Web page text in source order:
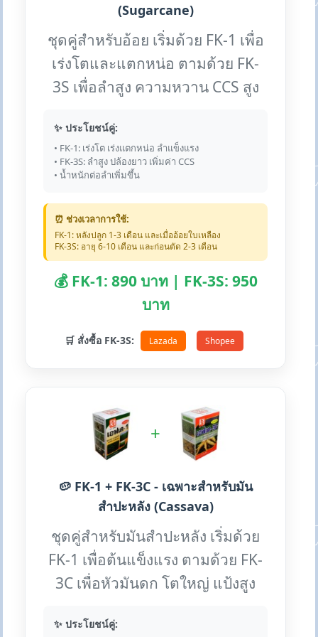
(Sugarcane)
ชุดคู่สำหรับอ้อย เริ่มด้วย FK-1 เพื่อ
เร่งโตและแตกหน่อ ตามด้วย FK-
3S เพื่อลำสูง ความหวาน CCS สูง
✨ ประโยชน์คู่:
• FK-1: เร่งโต เร่งแตกหน่อ ลำแข็งแรง
• FK-3S: ลำสูง ปล้องยาว เพิ่มค่า CCS
• น้ำหนักต่อลำเพิ่มขึ้น
⏰ ช่วงเวลาการใช้:
FK-1: หลังปลูก 1-3 เดือน และเมื่ออ้อยใบเหลือง
FK-3S: อายุ 6-10 เดือน และก่อนตัด 2-3 เดือน
💰 FK-1: 890 บาท | FK-3S: 950
บาท
🛒 สั่งซื้อ FK-3S: Lazada Shopee
+
🥔 FK-1 + FK-3C - เฉพาะสำหรับมัน
สำปะหลัง (Cassava)
ชุดคู่สำหรับมันสำปะหลัง เริ่มด้วย
FK-1 เพื่อต้นแข็งแรง ตามด้วย FK-
3C เพื่อหัวมันดก โตใหญ่ แป้งสูง
✨ ประโยชน์คู่: